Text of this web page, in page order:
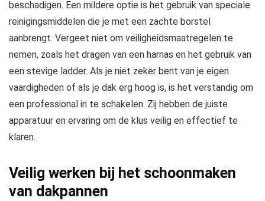
beschadigen. Een mildere optie is het gebruik van speciale
reinigingsmiddelen die je met een zachte borstel
aanbrengt. Vergeet niet om veiligheidsmaatregelen te
nemen, zoals het dragen van een harnas en het gebruik van
een stevige ladder. Als je niet zeker bent van je eigen
vaardigheden of als je dak erg hoog is, is het verstandig om
een professional in te schakelen. Zij hebben de juiste
apparatuur en ervaring om de klus veilig en effectief te
klaren.
Veilig werken bij het schoonmaken
van dakpannen